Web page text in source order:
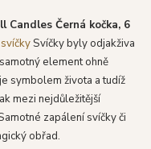
Candles Černá kočka, 6
Svíčky byly odjakživa
element ohně
symbolem života a tudíž
mezi nejdůležitější
zapálení svíčky či
obřad.